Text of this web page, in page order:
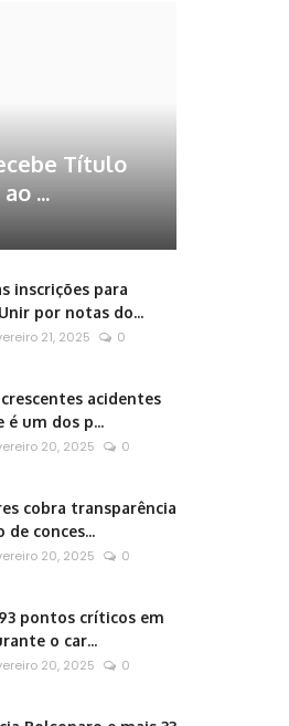
Título
...
inscrições para
por notas do...
21, 2025 0
acidentes
é um dos p...
20, 2025 0
cobra transparência
de conces...
20, 2025 0
pontos críticos em
o car...
20, 2025 0